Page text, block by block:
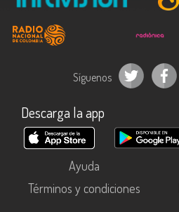
Síguenos
Descarga la app
Ayuda
Términos y condiciones